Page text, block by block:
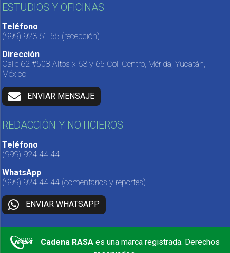
ESTUDIOS Y OFICINAS
Teléfono
(999) 923 61 55 (recepción)
Dirección
Calle 62 #508 Altos x 63 y 65 Col. Centro, Mérida, Yucatán,
México.
ENVIAR MENSAJE
REDACCIÓN Y NOTICIEROS
Teléfono
(999) 924 44 44
WhatsApp
(999) 924 44 44 (comentarios y reportes)
ENVIAR WHATSAPP
Cadena RASA es una marca registrada. Derechos